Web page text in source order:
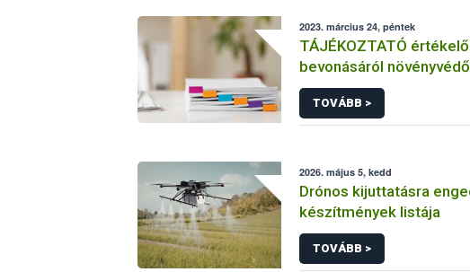
2023. március 24, péntek
TÁJÉKOZTATÓ
bevonásáról
hatóanyag és
engedélyezésére,
engedély
TOVÁBB >
2026. május 5, kedd
Drónos kijuttatásra
készítmények listája
TOVÁBB >